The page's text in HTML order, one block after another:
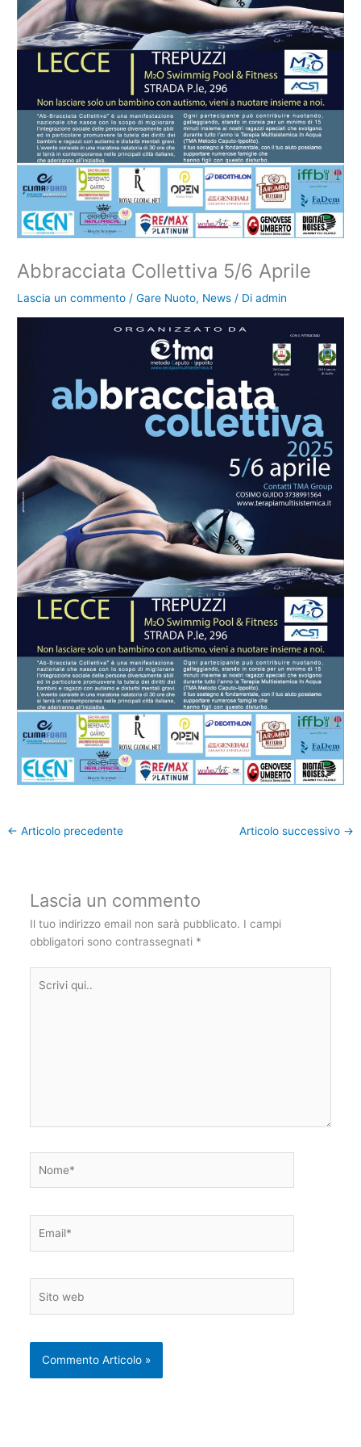
Abbracciata Collettiva 5/6 Aprile
Lascia un commento /Gare Nuoto, News / Diadmin
← Articolo precedente Articolo successivo →
Lascia un commento
Il tuo indirizzo email non sarà pubblicato. I campi
obbligatori sono contrassegnati *
qui..
web